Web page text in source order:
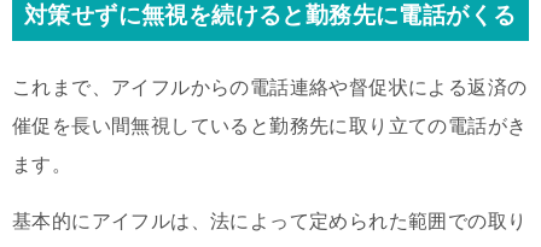
対策せずに無視を続けると勤務先に電話がくる
これまで、アイフルからの電話連絡や督促状による返済の
催促を長い間無視していると勤務先に取り立ての電話がき
ます。
基本的にアイフルは、法によって定められた範囲での取り